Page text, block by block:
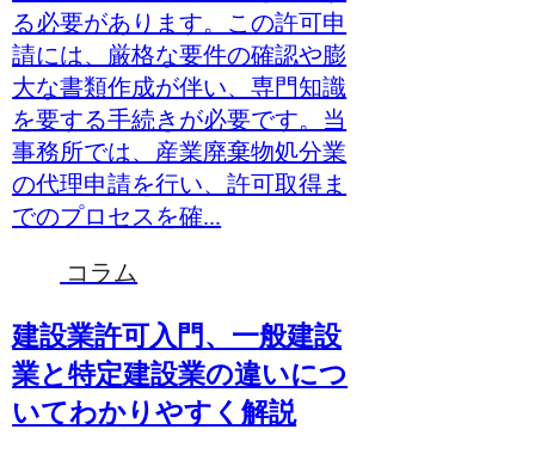
る必要があります。この許可申
請には、厳格な要件の確認や膨
大な書類作成が伴い、専門知識
を要する手続きが必要です。当
事務所では、産業廃棄物処分業
の代理申請を行い、許可取得ま
でのプロセスを確...
コラム
建設業許可入門、一般建設
業と特定建設業の違いにつ
いてわかりやすく解説